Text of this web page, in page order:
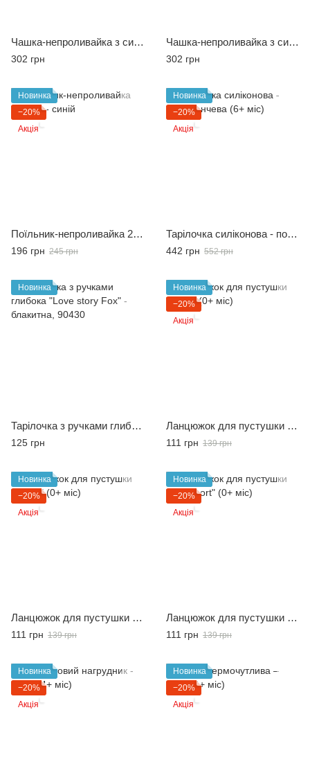
Чашка-непроливайка з силіконовим носиком "Safari" 260 мл
302 грн
Чашка-непроливайка з силіконовим носиком "Transport" 260 мл
302 грн
Новинка
−20%
Акція
Поїльник-непроливайка 260 мл - синій
196 грн 245 грн
Новинка
−20%
Акція
Тарілочка силіконова - помаранчева (6+ міс)
442 грн 552 грн
Новинка
Тарілочка з ручками глибока "Love story Fox" - блакитна
125 грн
Новинка
−20%
Акція
Ланцюжок для пустушки "Flora" (0+ міс)
111 грн 139 грн
Новинка
−20%
Акція
Ланцюжок для пустушки "Safari" (0+ міс)
111 грн 139 грн
Новинка
−20%
Акція
Ланцюжок для пустушки "Transport" (0+ міс)
111 грн 139 грн
Новинка
−20%
Акція
Новинка
−20%
Акція